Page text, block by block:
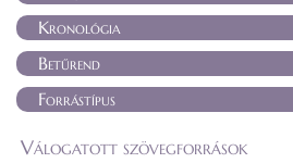
Kronológia
Betűrend
Forrástípus
Válogatott szövegforrások